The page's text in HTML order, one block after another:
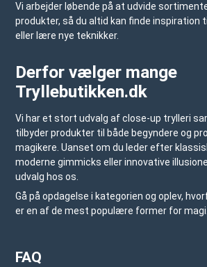
Vi arbejder løbende på at udvide
produkter, så du altid kan finde
eller lære nye teknikker.
Derfor vælger mange
Tryllebutikken.dk
Vi har et stort udvalg af close-up trylleri
tilbyder produkter til både begyndere og
magikere. Uanset om du leder efter
moderne gimmicks eller innovative
udvalg hos os.
Gå på opdagelse i kategorien og oplev,
er en af de mest populære former for magi.
FAQ